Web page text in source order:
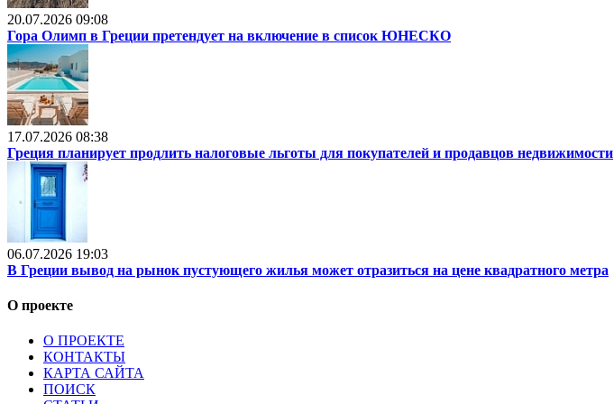
20.07.2026 09:08
Гора Олимп в Греции претендует на включение в список ЮНЕСКО
17.07.2026 08:38
Греция планирует продлить налоговые льготы для покупателей и продавцов недвижимости
06.07.2026 19:03
В Греции вывод на рынок пустующего жилья может отразиться на цене квадратного метра
О проекте
О ПРОЕКТЕ
КОНТАКТЫ
КАРТА САЙТА
ПОИСК